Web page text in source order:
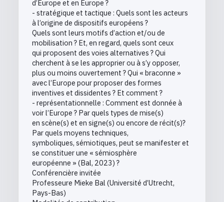
d’Europe et en Europe ?
- stratégique et tactique : Quels sont les acteurs
à l’origine de dispositifs européens ?
Quels sont leurs motifs d’action et/ou de
mobilisation ? Et, en regard, quels sont ceux
qui proposent des voies alternatives ? Qui
cherchent à se les approprier ou à s’y opposer,
plus ou moins ouvertement ? Qui « braconne »
avec l’Europe pour proposer des formes
inventives et dissidentes ? Et comment ?
- représentationnelle : Comment est donnée à
voir l’Europe ? Par quels types de mise(s)
en scène(s) et en signe(s) ou encore de récit(s)?
Par quels moyens techniques,
symboliques, sémiotiques, peut se manifester et
se constituer une « sémiosphère
européenne » (Bal, 2023) ?
Conférencière invitée
Professeure Mieke Bal (Université d’Utrecht,
Pays-Bas)